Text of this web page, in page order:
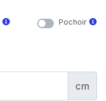
Pochoir
cm